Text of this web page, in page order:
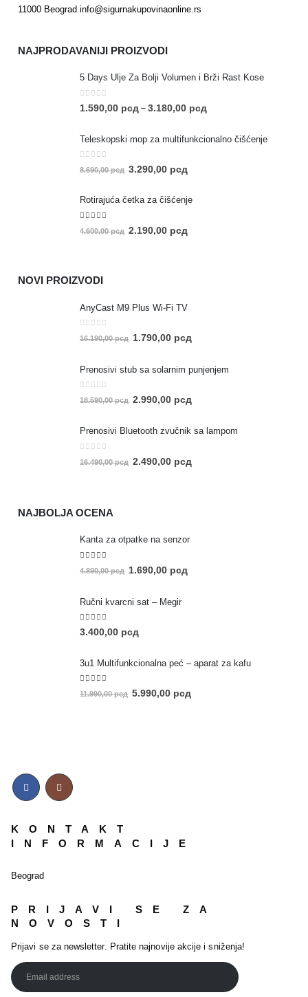
11000 Beograd info@sigurnakupovinaonline.rs
NAJPRODAVANIJI PROIZVODI
5 Days Ulje Za Bolji Volumen i Brži Rast Kose
0 out of 5
1.590,00 рсд – 3.180,00 рсд
Teleskopski mop za multifunkcionalno čišćenje
0 out of 5
8.690,00рсд 3.290,00 рсд
Rotirajuća četka za čišćenje
out of 5
4.600,00рсд 2.190,00 рсд
NOVI PROIZVODI
AnyCast M9 Plus Wi-Fi TV
0out of 5
16.190,00рсд 1.790,00 рсд
Prenosivi stub sa solarnim punjenjem
0out of 5
18.590,00рсд 2.990,00 рсд
Prenosivi Bluetooth zvučnik sa lampom
16.490,00рсд 2.490,00 рсд
NAJBOLJA OCENA
Kanta za otpatke na senzor
out of 5
4.890,00рсд 1.690,00 рсд
Ručni kvarcni sat – Megir
5.00out of 5
3.400,00 рсд
3u1 Multifunkcionalna peć – aparat za kafu
5.00out of 5
11.990,00рсд 5.990,00 рсд
KONTAKT
INFORMACIJE
Beograd
PRIJAVI SE ZA
NOVOSTI
Prijavi se za newsletter. Pratite najnovije akcije i sniženja!